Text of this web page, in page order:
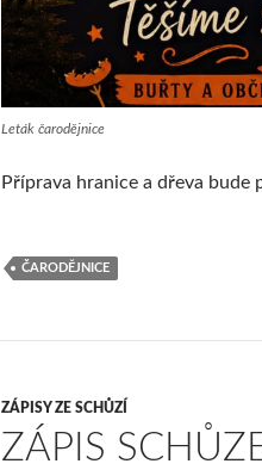
Leták čarodějnice
Příprava hranice a dřeva
ČARODĚJNICE
ZÁPISY ZE SCHŮZÍ
ZÁPIS